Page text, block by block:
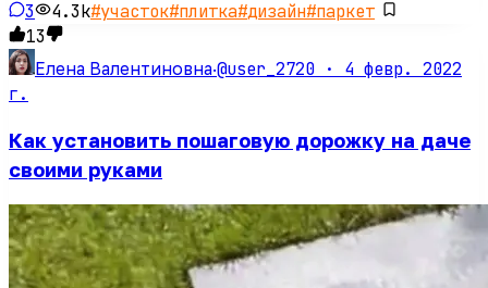
3 4.3k#участок#плитка#дизайн#паркет
13
Елена Валентиновна·@user_2720 · 4 февр. 2022
г.
Как установить пошаговую дорожку на даче
своими руками